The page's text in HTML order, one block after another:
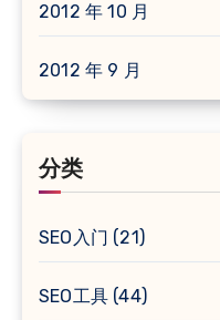
2012 年 10 月
2012 年 9 月
分类
SEO入门 (21)
SEO工具 (44)